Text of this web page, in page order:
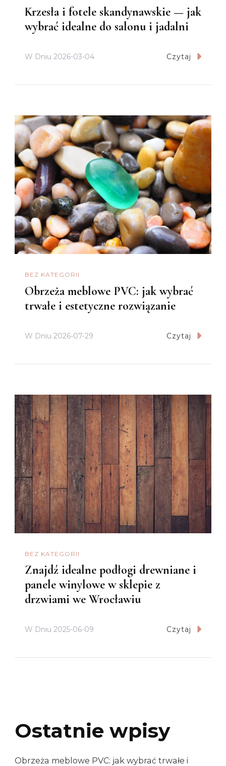
Krzesła i fotele skandynawskie — jak
wybrać idealne do salonu i jadalni
W Dniu 2026-03-04 Czytaj
BEZ KATEGORII
Obrzeża meblowe PVC: jak wybrać
trwałe i estetyczne rozwiązanie
W Dniu 2026-07-29 Czytaj
BEZ KATEGORII
Znajdź idealne podłogi drewniane i
panele winylowe w sklepie z
drzwiami we Wrocławiu
W Dniu 2025-06-09 Czytaj
Ostatnie wpisy
Obrzeża meblowe PVC: jak wybrać trwałe i